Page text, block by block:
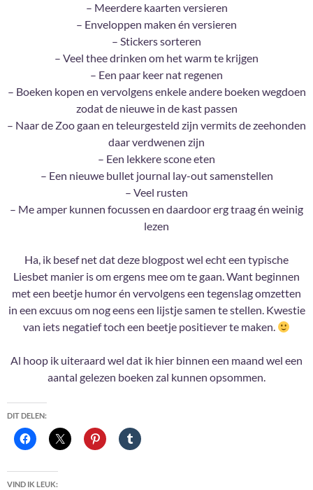
– Meerdere kaarten versieren
– Enveloppen maken én versieren
– Stickers sorteren
– Veel thee drinken om het warm te krijgen
– Een paar keer nat regenen
– Boeken kopen en vervolgens enkele andere boeken wegdoen
zodat de nieuwe in de kast passen
– Naar de Zoo gaan en teleurgesteld zijn vermits de zeehonden
daar verdwenen zijn
– Een lekkere scone eten
– Een nieuwe bullet journal lay-out samenstellen
– Veel rusten
– Me amper kunnen focussen en daardoor erg traag én weinig
lezen
Ha, ik besef net dat deze blogpost wel echt een typische
Liesbet manier is om ergens mee om te gaan. Want beginnen
met een beetje humor én vervolgens een tegenslag omzetten
in een excuus om nog eens een lijstje samen te stellen. Kwestie
van iets negatief toch een beetje positiever te maken.
Al hoop ik uiteraard wel dat ik hier binnen een maand wel een
aantal gelezen boeken zal kunnen opsommen.
DIT DELEN:
VIND IK LEUK: